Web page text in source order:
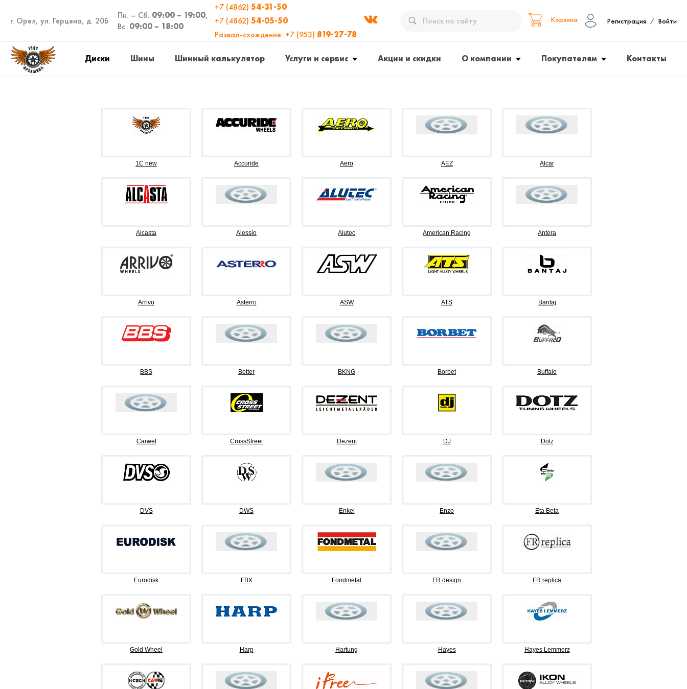
г. Орел, ул. Герцена, д. 20Б
Пн. – Сб. 09:00 – 19:00,
Вс. 09:00 – 18:00
+7 (4862) 54-31-50
+7 (4862) 54-05-50
Развал-схождение: +7 (953) 819-27-78
Корзина Регистрация / Войти
Диски Шины Шинный калькулятор Услуги и сервис Акции и скидки О компании Покупателям Контакты
1C new Accuride Aero AEZ Alcar
Alcasta Alessio Alutec American Racing Antera
Arrivo Asterro ASW ATS Bantaj
BBS Better BKNG Borbet Buffalo
Carwel CrossStreet Dezent DJ Dotz
DVS DWS Enkei Enzo Eta Beta
Eurodisk FBX Fondmetal FR design FR replica
Gold Wheel Harp Hartung Hayes Hayes Lemmerz